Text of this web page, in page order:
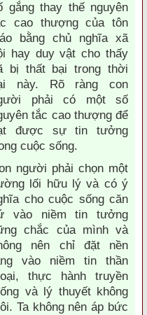
gắng thay thế nguyên
cao thượng của tôn
bằng chủ nghĩa xã
hay duy vật cho thấy
bị thất bại trong thời
này. Rõ ràng con
phải có một số
tắc cao thượng để
được sự tin tưởng
cuộc sống.
người phải chọn một
lối hữu lý và có ý
cho cuộc sống căn
vào niềm tin tưởng
chắc của mình và
nên chỉ đặt nền
vào niềm tin thần
thực hành truyền
và lý thuyết không
Ta không nên áp bức